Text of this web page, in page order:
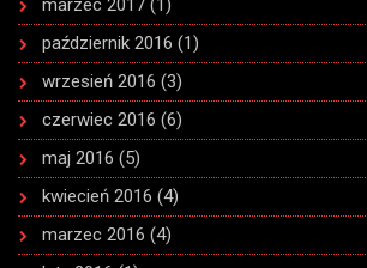
marzec 2017 (1)
październik 2016 (1)
wrzesień 2016 (3)
czerwiec 2016 (6)
maj 2016 (5)
kwiecień 2016 (4)
marzec 2016 (4)